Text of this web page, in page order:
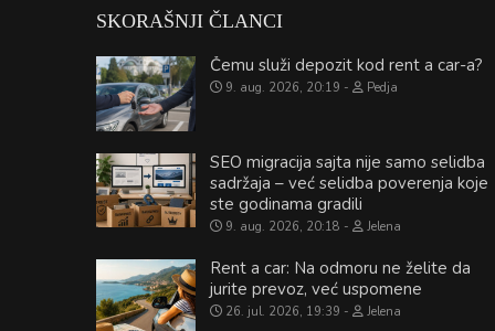
SKORAŠNJI ČLANCI
Čemu služi depozit kod rent a car-a?
9. aug. 2026, 20:19 Pedja
SEO migracija sajta nije samo selidba
sadržaja – već selidba poverenja koje
ste godinama gradili
9. aug. 2026, 20:18 Jelena
Rent a car: Na odmoru ne želite da
jurite prevoz, već uspomene
26. jul. 2026, 19:39 Jelena